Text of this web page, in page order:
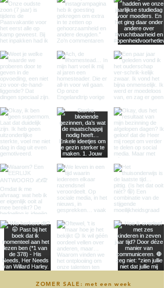
ZOMER SALE: met een week